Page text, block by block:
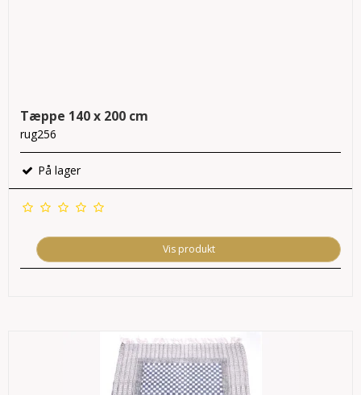
Tæppe 140 x 200 cm
rug256
På lager
Vis produkt